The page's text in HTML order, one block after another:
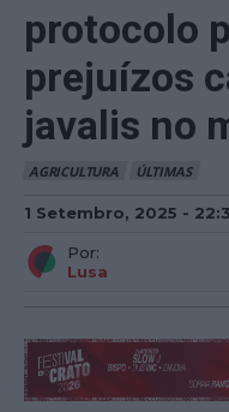
protocolo
prejuízos
javalis no
AGRICULTURA ÚLTIMAS
1 Setembro, 2025 -
Por:
Lusa